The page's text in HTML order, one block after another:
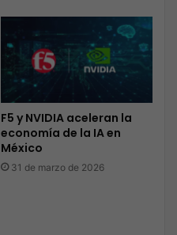
F5 y NVIDIA aceleran la
economía de la IA en
México
31 de marzo de 2026